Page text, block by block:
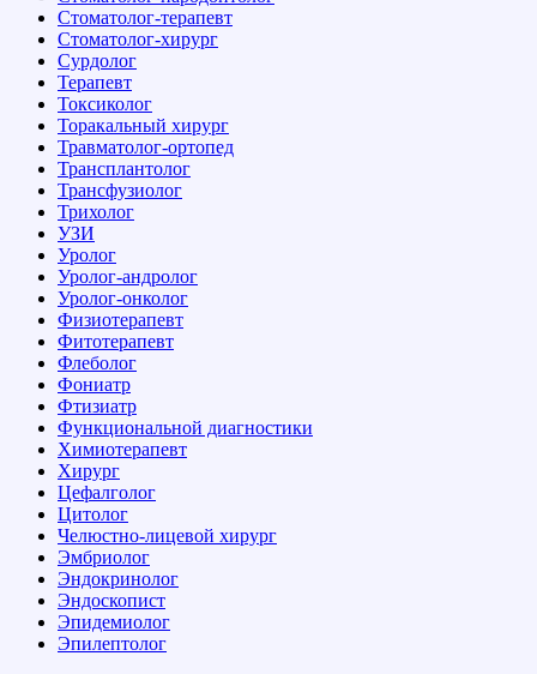
Стоматолог-терапевт
Стоматолог-хирург
Сурдолог
Терапевт
Токсиколог
Торакальный хирург
Травматолог-ортопед
Трансплантолог
Трансфузиолог
Трихолог
УЗИ
Уролог
Уролог-андролог
Уролог-онколог
Физиотерапевт
Фитотерапевт
Флеболог
Фониатр
Фтизиатр
Функциональной диагностики
Химиотерапевт
Хирург
Цефалголог
Цитолог
Челюстно-лицевой хирург
Эмбриолог
Эндокринолог
Эндоскопист
Эпидемиолог
Эпилептолог